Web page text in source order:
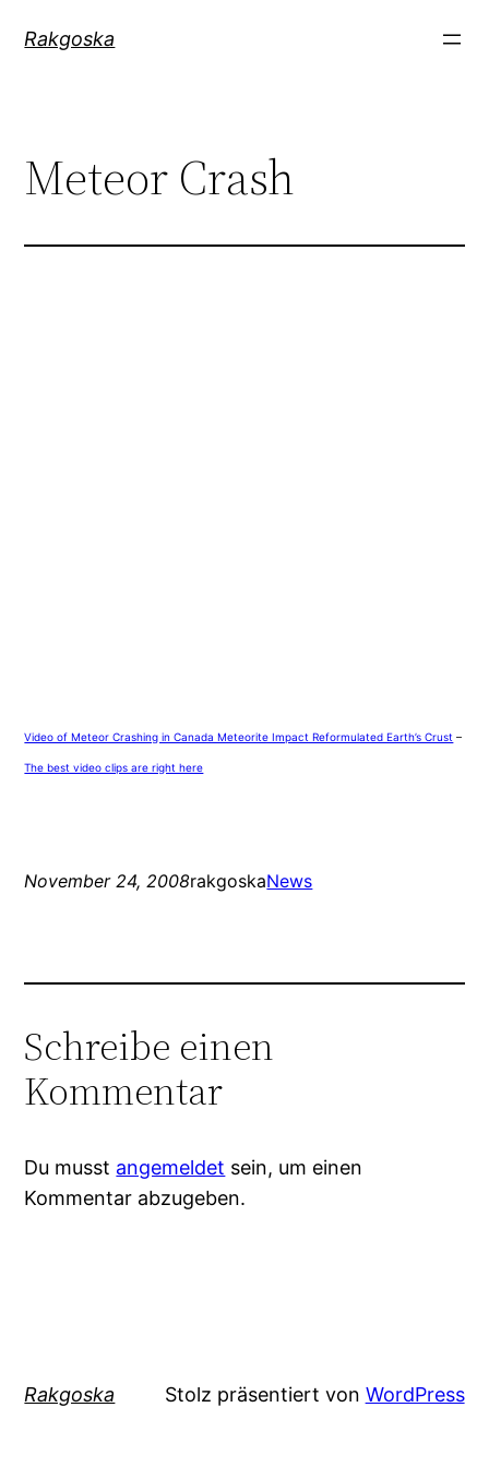
InhaltRakgoska
Meteor Crash
Video of Meteor Crashing in Canada Meteorite Impact Reformulated Earth’s Crust –
The best video clips are right here
November 24, 2008rakgoskaNews
Schreibe einen
Kommentar
Du musst angemeldet sein, um einen
Kommentar abzugeben.
Rakgoska Stolz präsentiert von WordPress